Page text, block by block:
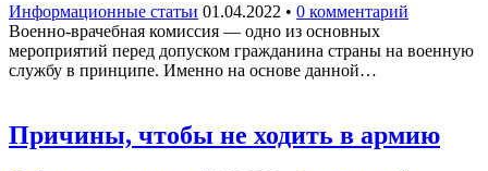
Информационные статьи 01.04.2022 • 0 комментарий
Военно-врачебная комиссия — одно из основных
мероприятий перед допуском гражданина страны на военную
службу в принципе. Именно на основе данной…
Причины, чтобы не ходить в армию